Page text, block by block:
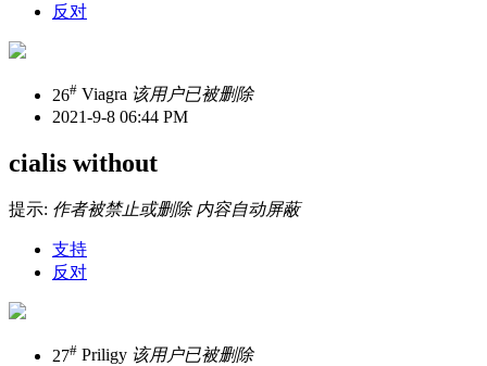
反对
26# Viagra 该用户已被删除
2021-9-8 06:44 PM
cialis without
提示: 作者被禁止或删除 内容自动屏蔽
支持
反对
27# Priligy 该用户已被删除